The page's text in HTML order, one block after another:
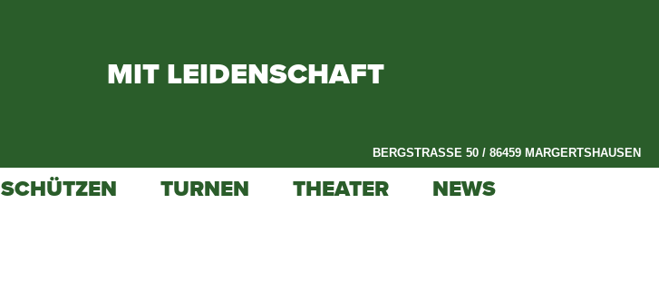
MIT LEIDENSCHAFT
BERGSTRASSE 50 / 86459 MARGERTSHAUSEN
SCHÜTZEN TURNEN THEATER NEWS